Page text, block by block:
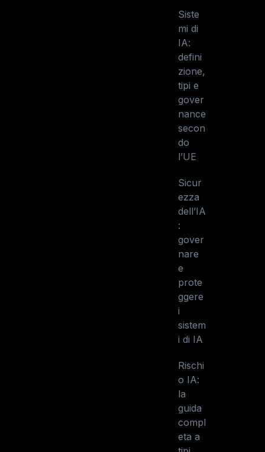
Siste
mi di
IA:
defini
zione,
tipi e
gover
nance
secon
do
l’UE
Sicur
ezza
dell’IA
:
gover
nare
e
prote
ggere
i
sistem
i di IA
Rischi
o IA:
la
guida
compl
eta a